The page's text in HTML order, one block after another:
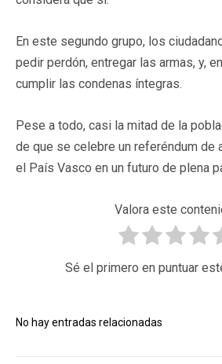
En este segundo grupo, los
pedir perdón, entregar las armas, y,
cumplir las condenas íntegras.
Pese a todo, casi la mitad de la
de que se celebre un referéndum de
el País Vasco en un futuro de plena
Valora este
Sé el primero en puntuar
No hay entradas relacionadas